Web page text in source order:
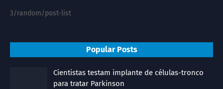
3/random/post-list
Popular Posts
Cientistas testam implante de células-tronco
para tratar Parkinson